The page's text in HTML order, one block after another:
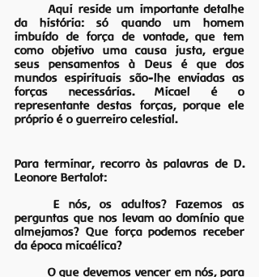
	Aqui reside um importante detalhe
da história: só quando um homem
imbuído de força de vontade, que tem
como objetivo uma causa justa, ergue
seus pensamentos à Deus é que dos
mundos espirituais são-lhe enviadas as
forças necessárias. Micael é o
representante destas forças, porque ele
próprio é o guerreiro celestial.
Para terminar, recorro às palavras de D.
Leonore Bertalot:
perguntas que nos levam ao domínio que
almejamos? Que força podemos receber
da época micaélica?